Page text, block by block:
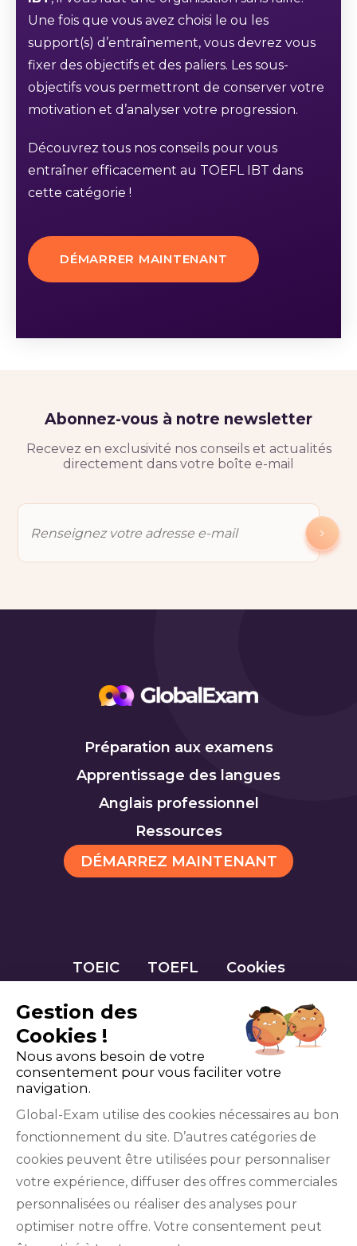
Une fois que vous avez choisi le ou les
support(s) d’entraînement, vous devrez vous
fixer des objectifs et des paliers. Les sous-
objectifs vous permettront de conserver votre
motivation et d’analyser votre progression.
Découvrez tous nos conseils pour vous
entraîner efficacement au TOEFL IBT dans
cette catégorie !
DÉMARRER MAINTENANT
Abonnez-vous à notre newsletter
Recevez en exclusivité nos conseils et actualités
directement dans votre boîte e-mail
Préparation aux examens
Apprentissage des langues
Anglais professionnel
Ressources
DÉMARREZ MAINTENANT
TOEIC TOEFL Cookies
YouTube
Gestion des
Cookies !
Nous avons besoin de votre
consentement pour vous faciliter votre
navigation.
Global-Exam utilise des cookies nécessaires au bon
fonctionnement du site. D’autres catégories de
cookies peuvent être utilisées pour personnaliser
votre expérience, diffuser des offres commerciales
personnalisées ou réaliser des analyses pour
optimiser notre offre. Votre consentement peut